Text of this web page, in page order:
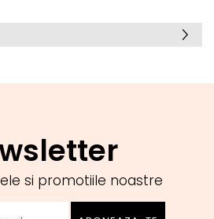
si promotiile noastre